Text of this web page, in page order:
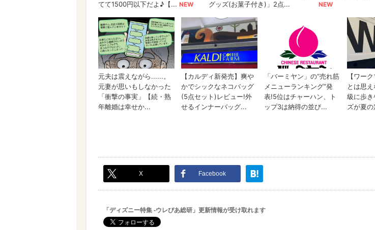
X Facebook
「ディズニー特集 -ウレぴあ総研」更新情報が受け取れます